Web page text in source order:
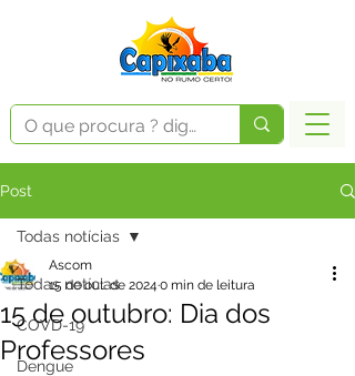
Post
Todas notícias
COVD-19
Dengue
Todas notícias
15 de outubro: Dia dos
Professores
Ascom
15 de out. de 2024 0 min de leitura